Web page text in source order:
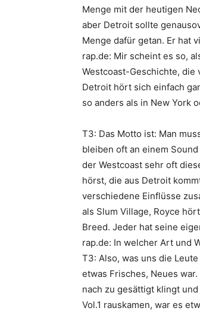
Menge mit der heutigen
aber Detroit sollte
Menge dafür getan. Er hat
rap.de: Mir scheint es so,
Westcoast-Geschichte, die
Detroit hört sich einfach
so anders als in New York
T3: Das Motto ist: Man
bleiben oft an einem
der Westcoast sehr oft
hörst, die aus Detroit
verschiedene Einflüsse
als Slum Village, Royce
Breed. Jeder hat seine
rap.de: In welcher Art und
T3: Also, was uns die
etwas Frisches, Neues
nach zu gesättigt klingt
Vol.1 rauskamen, war es